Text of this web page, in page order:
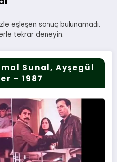
eşleşen sonuç bulunamadı.
tekrar deneyin.
Sunal, Ayşegül
– 1987